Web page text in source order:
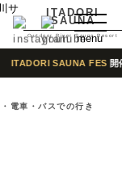
SAUNA FES開催決定
menu
ITADORI
SAUNA
Outdoor River Sauna Resort
電車・バスでの行き